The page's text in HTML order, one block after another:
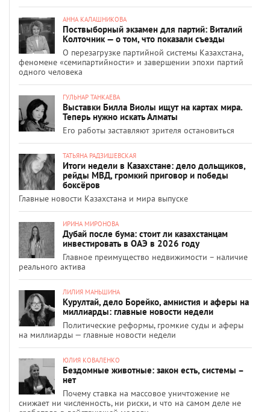
АННА КАЛАШНИКОВА
Поствыборный экзамен для партий: Виталий
Колточник — о том, что показали съезды
О перезагрузке партийной системы Казахстана,
феномене «семипартийности» и завершении эпохи партий
одного человека
ГУЛЬНАР ТАНКАЕВА
Выставки Билла Виолы ищут на картах мира.
Теперь нужно искать Алматы
Его работы заставляют зрителя остановиться
ТАТЬЯНА РАДЗИШЕВСКАЯ
Итоги недели в Казахстане: дело дольщиков,
рейды МВД, громкий приговор и победы
боксёров
Главные новости Казахстана и мира выпуске
ИРИНА МИРОНОВА
Дубай после бума: стоит ли казахстанцам
инвестировать в ОАЭ в 2026 году
Главное преимущество недвижимости – наличие
реального актива
ЛИЛИЯ МАНЬШИНА
Курултай, дело Борейко, амнистия и аферы на
миллиарды: главные новости недели
Политические реформы, громкие суды и аферы
на миллиарды — главные новости недели
ЮЛИЯ КОВАЛЕНКО
Бездомные животные: закон есть, системы –
нет
Почему ставка на массовое уничтожение не
снижает ни численность, ни риски, и что на самом деле не